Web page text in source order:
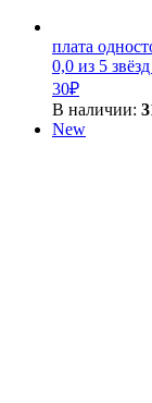
плата
0,0 из 5
30₽
В наличии:
New